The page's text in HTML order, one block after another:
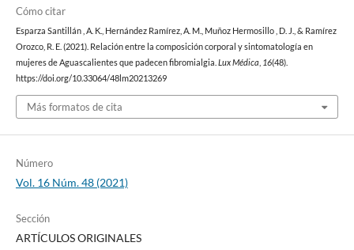
Cómo citar
Esparza Santillán , A. K., Hernández Ramírez, A. M., Muñoz Hermosillo , D. J., & Ramírez
Orozco, R. E. (2021). Relación entre la composición corporal y sintomatología en
mujeres de Aguascalientes que padecen fibromialgia. Lux Médica 16(48).
https://doi.org/10.33064/48lm20213269
Más formatos de cita
Número
Vol. 16 Núm. 48 (2021)
Sección
ARTÍCULOS ORIGINALES